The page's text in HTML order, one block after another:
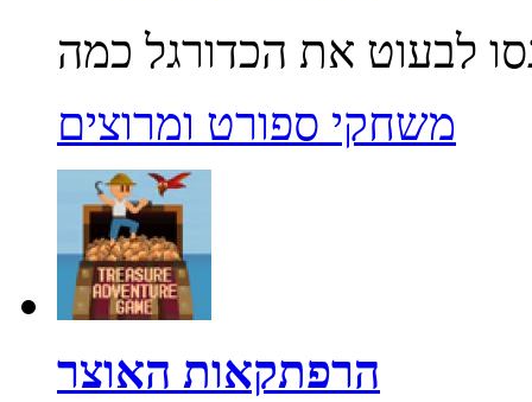
משחקי ספורט ומרוצים
הרפתקאות האוצר